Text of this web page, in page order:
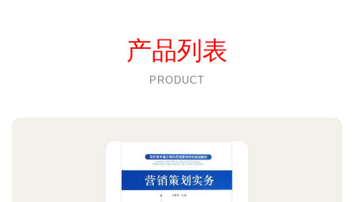
产品列表
PRODUCT